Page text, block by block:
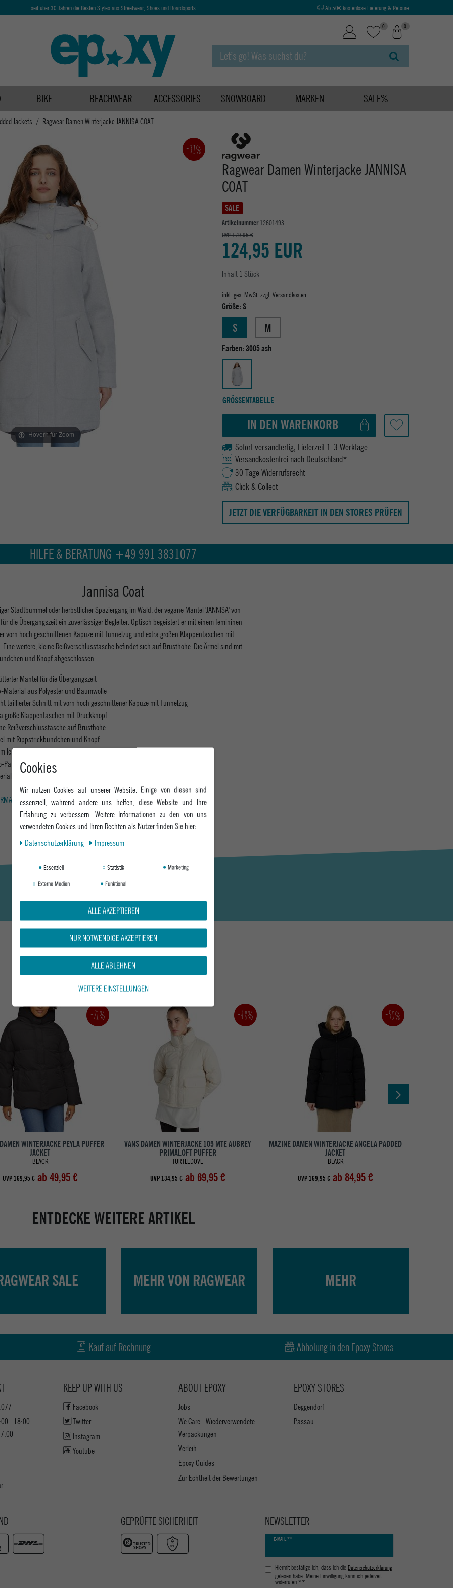
seit über 30 Jahren die Besten Styles aus Streetwear, Shoes und Boardsports Ab 50€ kostenlose Lieferung & Retoure
0 0
BIKE BEACHWEAR ACCESSORIES SNOWBOARD MARKEN SALE%
Jackets Ragwear Damen Winterjacke JANNISA COAT
Hovern für Zoom
-31%
Ragwear Damen Winterjacke JANNISA
COAT
SALE
Artikelnummer12601493
UVP 179,95 €
124,95 EUR
Inhalt 1 Stück
inkl. ges. MwSt. zzgl. Versandkosten
Größe:S
S M
Farben:3005 ash
GRÖSSENTABELLE
IN DEN WARENKORB
Sofort versandfertig, Lieferzeit 1-3 Werktage
Versandkostenfrei nach Deutschland*
30 Tage Widerrufsrecht
Click & Collect
JETZT DIE VERFÜGBARKEIT IN DEN STORES PRÜFEN
HILFE & BERATUNG +49 991 3831077
Jannisa Coat
Stadtbummel oder herbstlicher Spaziergang im Wald, der vegane Mantel 'JANNISA' von
die Übergangszeit ein zuverlässiger Begleiter. Optisch begeistert er mit einem femininen
vorn hoch geschnittenen Kapuze mit Tunnelzug und extra großen Klappentaschen mit
Eine weitere, kleine Reißverschlusstasche befindet sich auf Brusthöhe. Die Ärmel sind mit
und Knopf abgeschlossen.
Mantel für die Übergangszeit
Material aus Polyester und Baumwolle
taillierter Schnitt mit vorn hoch geschnittener Kapuze mit Tunnelzug
große Klappentaschen mit Druckknopf
Reißverschlusstasche auf Brusthöhe
mit Rippstrickbündchen und Knopf
leicht abgerundet
Patches an Ärmel, Brust und Tasche für den unverkennbaren ragwear-Look
100% Polyester
ZUM EU VERANTWORTLICHEN »
DAS KÖNNTE DIR AUCH GEFALLEN
-71%
WINTERJACKE PEYLA PUFFER
JACKET
BLACK
UVP 169,95 € ab 49,95 €
-48%
VANS DAMEN WINTERJACKE 105 MTE AUBREY
PRIMALOFT PUFFER
TURTLEDOVE
UVP 134,95 € ab 69,95 €
-50%
MAZINE DAMEN WINTERJACKE ANGELA PADDED
JACKET
BLACK
UVP 169,95 € ab 84,95 €
ENTDECKE WEITERE ARTIKEL
SALE MEHR VON RAGWEAR MEHR
Kauf auf Rechnung Abholung in den Epoxy Stores
- 18:00
ABOUT EPOXY
Jobs
We Care - Wiederverwendete
Verpackungen
Verleih
Epoxy Guides
Zur Echtheit der Bewertungen
EPOXY STORES
Deggendorf
Passau
KEEP UP WITH US
Facebook
Twitter
Instagram
Youtube
GEPRÜFTE SICHERHEIT NEWSLETTER
E-MAIL **
Newsletter
Hiermit bestätige ich, dass ich die Daten­schutz­erklärung
gelesen habe. Meine Einwilligung kann ich jederzeit
widerrufen.**
Cookies
Wir nutzen Cookies auf unserer Website. Einige von diesen sind
essenziell, während andere uns helfen, diese Website und Ihre
Erfahrung zu verbessern. Weitere Informationen zu den von uns
verwendeten Cookies und Ihren Rechten als Nutzer finden Sie hier:
Daten­schutz­erklärung
Impressum
Essenziell Statistik
Marketing
Externe Medien
Funktional
ALLE AKZEPTIEREN
NUR NOTWENDIGE AKZEPTIEREN
ALLE ABLEHNEN
WEITERE EINSTELLUNGEN